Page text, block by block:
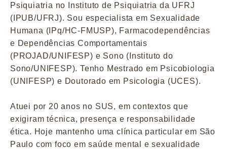
Psiquiatria no Instituto de Psiquiatria da UFRJ
(IPUB/UFRJ). Sou especialista em Sexualidade
Humana (IPq/HC-FMUSP), Farmacodependências
e Dependências Comportamentais
(PROJAD/UNIFESP) e Sono (Instituto do
Sono/UNIFESP). Tenho Mestrado em Psicobiologia
(UNIFESP) e Doutorado em Psicologia (UCES).
Atuei por 20 anos no SUS, em contextos que
exigiram técnica, presença e responsabilidade
ética. Hoje mantenho uma clínica particular em São
Paulo com foco em saúde mental e sexualidade